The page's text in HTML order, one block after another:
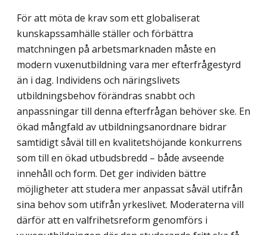
För att möta de krav som ett globaliserat
kunskapssamhälle ställer och förbättra
matchningen på arbetsmarknaden måste en
modern vuxenutbildning vara mer efter­frågestyrd
än i dag. Individens och näringslivets
utbildningsbehov förändras snabbt och
anpassningar till denna efterfrågan behöver ske. En
ökad mångfald av utbildnings­anordnare bidrar
samtidigt såväl till en kvalitetshöjande konkurrens
som till en ökad utbudsbredd – både avseende
innehåll och form. Det ger individen bättre
möjligheter att studera mer anpassat såväl utifrån
sina behov som utifrån yrkeslivet. Moderaterna vill
därför att en valfrihetsreform genomförs i